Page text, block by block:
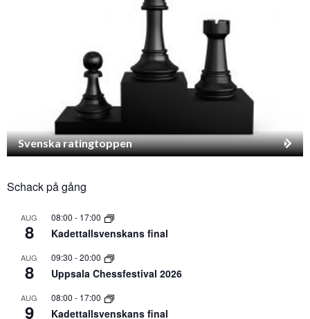
Svenska ratingtoppen
Schack på gång
AUG
8
08:00 - 17:00
Kadettallsvenskans final
AUG
8
09:30 -20:00
Uppsala Chessfestival 2026
AUG
9
08:00 - 17:00
Kadettallsvenskans final